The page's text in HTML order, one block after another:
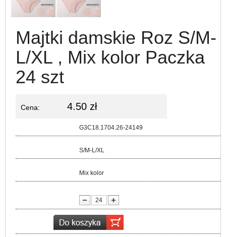
Majtki damskie Roz S/M-
L/XL , Mix kolor Paczka
24 szt
Cena: 4.50 zł
G3C18.1704.26-24149
S/M-L/XL
Mix kolor